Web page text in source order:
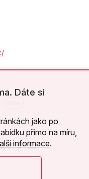
Dáte si
jako po
přímo na míru,
informace.